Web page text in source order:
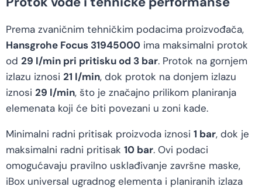
Prema zvaničnim tehničkim podacima proizvođača,
Hansgrohe Focus 31945000 ima maksimalni protok
od 29 l/min pri pritisku od 3 bar. Protok na gornjem
izlazu iznosi 21 l/min, dok protok na donjem izlazu
iznosi 29 l/min, što je značajno prilikom planiranja
elemenata koji će biti povezani u zoni kade.
Minimalni radni pritisak proizvoda iznosi 1 bar, dok je
maksimalni radni pritisak 10 bar. Ovi podaci
omogućavaju pravilno usklađivanje završne maske,
iBox universal ugradnog elementa i planiranih izlaza